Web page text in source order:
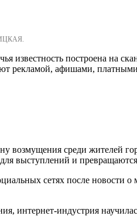
построена на
рекламой, афишами,
возмущения среди
выступлений и превращаются
сетях после новости
интернет-индустрия